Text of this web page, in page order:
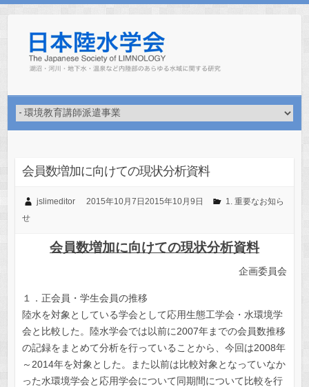
会員数増加に向けての現状分析資料
jslimeditor 2015年10月7日 2015年10月9日
1. 重要なお知ら
せ
会員数増加に向けての現状分析資料
企画委員会
１．正会員・学生会員の推移
陸水を対象としている学会として応用生態工学会・水環境学
会と比較した。陸水学会では以前に2007年までの会員数推移
の記録をまとめて分析を行っていることから、今回は2008年
～2014年を対象とした。また以前は比較対象となっていなか
った水環境学会と応用学会について同期間について比較を行